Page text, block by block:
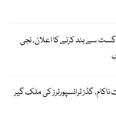
بس سروس 11 اگست سے بند کرنے کا اعلان، نجی
گڈز ٹرانسپورٹرز کی ملک گیر